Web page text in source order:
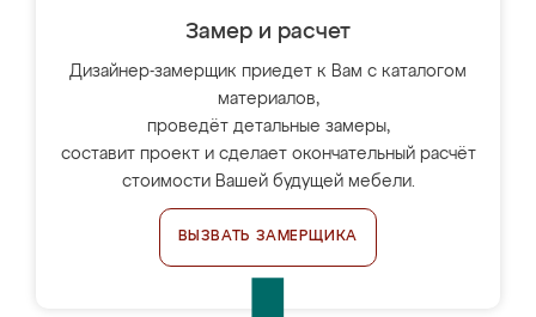
Замер и расчет
Дизайнер-замерщик приедет к Вам с каталогом
материалов,
проведёт детальные замеры,
составит проект и сделает окончательный расчёт
стоимости Вашей будущей мебели.
ВЫЗВАТЬ ЗАМЕРЩИКА